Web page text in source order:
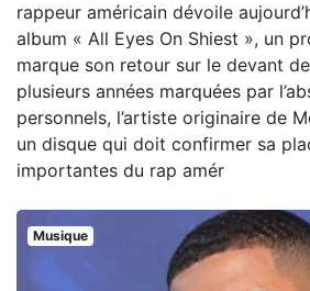
rappeur américain dévoile
album « All Eyes On Shiest », un
marque son retour sur le devant
plusieurs années marquées par
personnels, l’artiste originaire de
un disque qui doit confirmer sa
importantes du rap amér
Musique